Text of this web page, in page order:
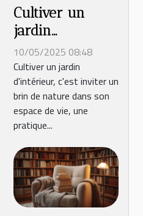
Cultiver un
jardin
d'intérieur en
appartement
secrets pour un
écosystème
miniature
10/05/2025 08:48
Cultiver un jardin
d'intérieur, c'est inviter un
brin de nature dans son
espace de vie, une
pratique...